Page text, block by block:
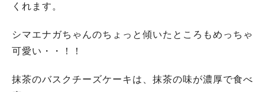
くれます。
シマエナガちゃんのちょっと傾いたところもめっちゃ
可愛い・・！！
抹茶のバスクチーズケーキは、抹茶の味が濃厚で食べ